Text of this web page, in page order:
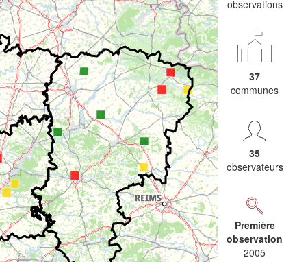
observations
37
communes
35
observateurs
Première
observation
2005